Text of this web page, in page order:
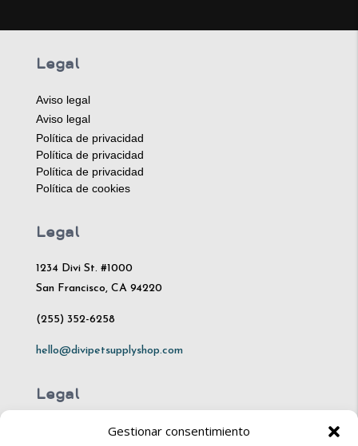
Gestionar consentimiento
Legal
Aviso legal
Aviso legal
Política de privacidad
Política de privacidad
Política de privacidad
Política de cookies
Legal
1234 Divi St. #1000
San Francisco, CA 94220
(255) 352-6258
hello@divipetsupplyshop.com
Legal
Mon – Fri: 10am – 8pm